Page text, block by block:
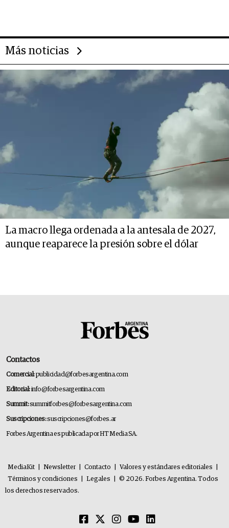
Más noticias
La macro llega ordenada a la antesala de 2027,
aunque reaparece la presión sobre el dólar
Contactos
Comercial:publicidad@forbesargentina.com
Editorial:info@forbesargentina.com
Summit:summitforbes@forbesargentina.com
Suscripciones:suscripciones@forbes.ar
Forbes Argentina es publicada por HT Media SA.
MediaKit Newsletter Contacto Valores y estándares editoriales
Términos y condiciones
Legales
© 2026. Forbes Argentina. Todos
los derechos reservados.